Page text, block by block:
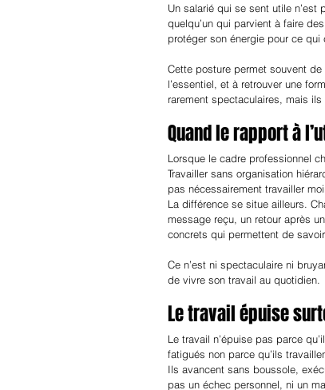
Un salarié qui se sent utile n’est
quelqu’un qui parvient à faire
protéger son énergie pour ce qui
Cette posture permet souvent
l’essentiel, et à retrouver une
rarement spectaculaires, mais
Quand le rapport à
Lorsque le cadre professionnel
Travailler sans organisation
pas nécessairement travailler
La différence se situe ailleurs.
message reçu, un retour après
concrets qui permettent de
Ce n’est ni spectaculaire ni
de vivre son travail au quotidien.
Le travail épuise
Le travail n’épuise pas parce
fatigués non parce qu’ils
Ils avancent sans boussole,
pas un échec personnel, ni un